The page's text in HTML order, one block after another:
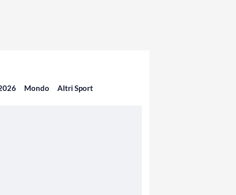
Mondo Altri Sport